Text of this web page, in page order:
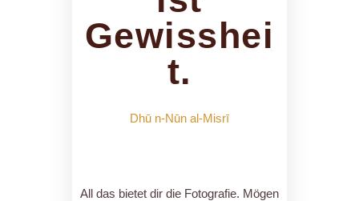
Gewisshei
t.
Dhū n-Nūn al-Misrī
All das bietet dir die Fotografie. Mögen